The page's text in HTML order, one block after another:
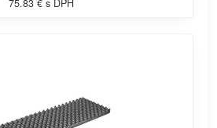
75.83 € s DPH